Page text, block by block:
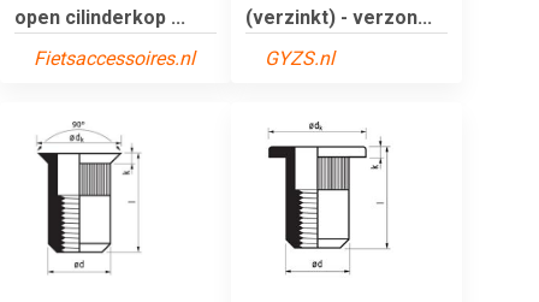
open cilinderkop ...
Fietsaccessoires.nl
(verzinkt) - verzon...
GYZS.nl